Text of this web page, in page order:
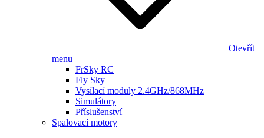
Otevřít
menu
FrSky RC
Fly Sky
Vysílací moduly 2.4GHz/868MHz
Simulátory
Příslušenství
Spalovací motory